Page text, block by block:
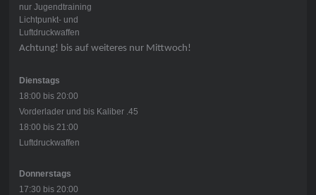
nur Jugendtraining
Lichtpunkt- und
Luftdruckwaffen
Achtung! bis auf weiteres nur Mittwoch!
Dienstags
18:00 bis 20:00
Vorderlader und bis Kaliber .45
18:00 bis 21:00
Luftdruckwaffen
Donnerstags
17:30 bis 20:00